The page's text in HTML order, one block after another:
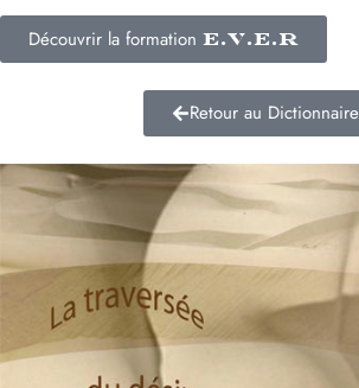
Découvrir la formation E.V.E.R
Retour au Dictionnaire